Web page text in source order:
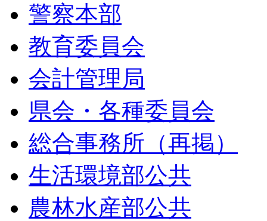
警察本部
教育委員会
会計管理局
県会・各種委員会
総合事務所（再掲）
生活環境部公共
農林水産部公共